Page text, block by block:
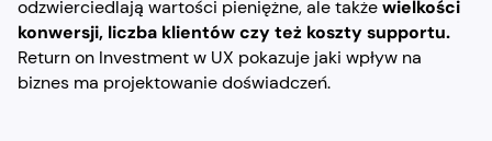
odzwierciedlają wartości pieniężne, ale takżewielkości
konwersji, liczba klientów czy też koszty supportu.
Return on Investment w UX pokazuje jaki wpływ na
biznes ma projektowanie doświadczeń.